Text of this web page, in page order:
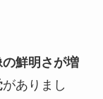
鮮明さが増
がありまし